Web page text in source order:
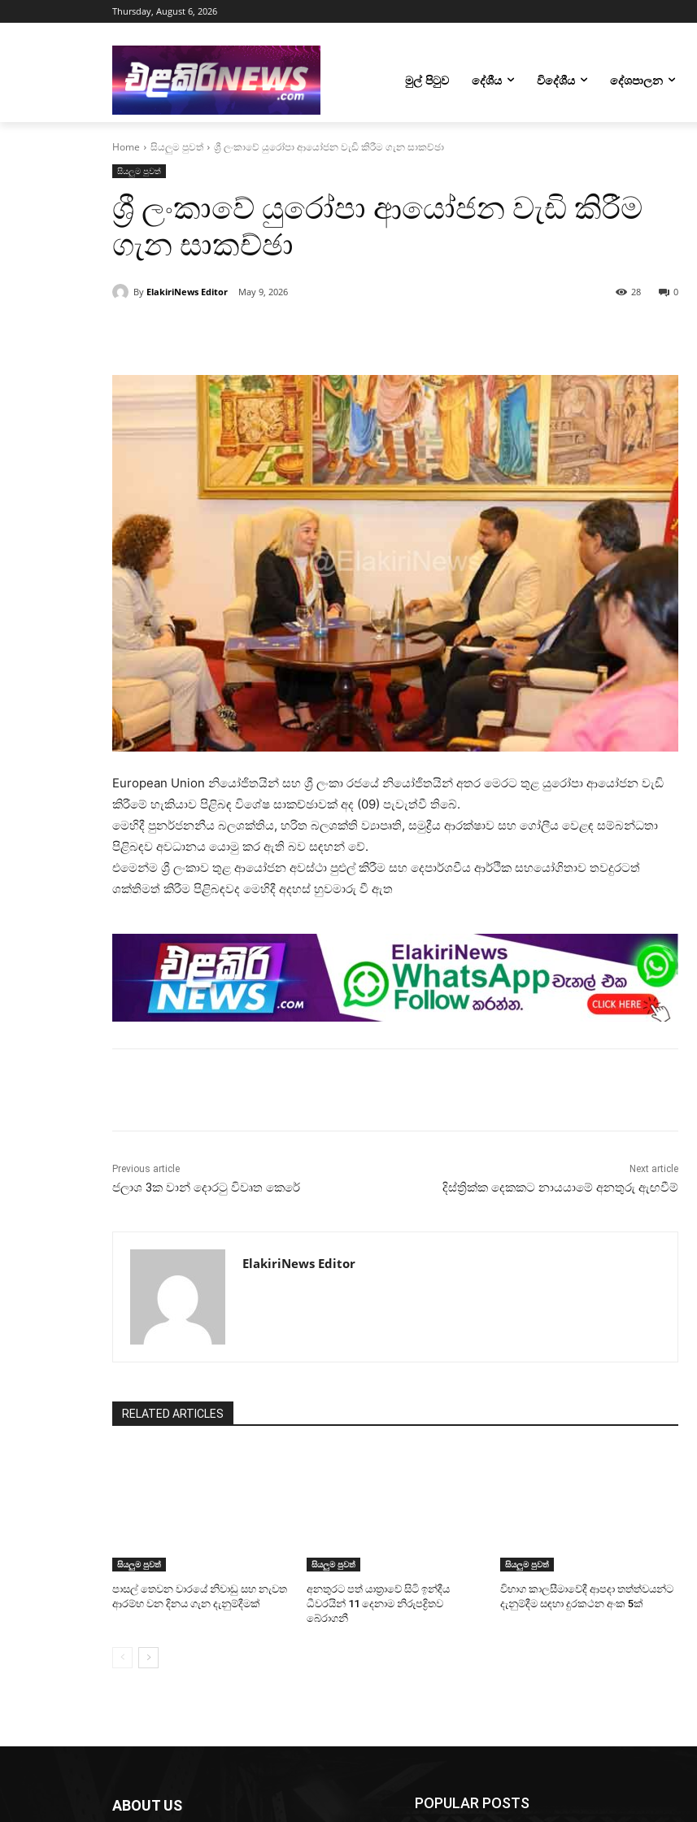
Thursday, August 6, 2026
මුල් පිටුව දේශීය විදේශීය දේශපාලන
Home සියලුම පුවත් ශ්‍රී ලංකාවේ යුරෝපා ආයෝජන වැඩි කිරීම ගැන සාකච්ඡා
සියලුම පුවත්
ශ්‍රී ලංකාවේ යුරෝපා ආයෝජන වැඩි කිරීම
ගැන සාකච්ඡා
By ElakiriNews Editor May 9, 2026 0
28
European Union නියෝජිතයින් සහ ශ්‍රී ලංකා රජයේ නියෝජිතයින් අතර මෙරට තුළ යුරෝපා ආයෝජන වැඩි
කිරීමේ හැකියාව පිළිබඳ විශේෂ සාකච්ඡාවක් අද (09) පැවැත්වී තිබේ.
මෙහිදී පුනර්ජනනීය බලශක්තිය, හරිත බලශක්ති ව්‍යාපෘති, සමුද්‍රීය ආරක්ෂාව සහ ගෝලීය වෙළඳ සම්බන්ධතා
පිළිබඳව අවධානය යොමු කර ඇති බව සඳහන් වේ.
එමෙන්ම ශ්‍රී ලංකාව තුළ ආයෝජන අවස්ථා පුළුල් කිරීම සහ දෙපාර්ශවීය ආර්ථික සහයෝගිතාව තවදුරටත්
ශක්තිමත් කිරීම පිළිබඳවද මෙහිදී අදහස් හුවමාරු වී ඇත
Previous article
ජලාශ 3ක වාන් දොරටු විවෘත කෙරේ
Next article
දිස්ත්‍රික්ක දෙකකට නායයාමේ අනතුරු ඇඟවීම්
ElakiriNews Editor
RELATED ARTICLES
සියලුම පුවත්
පාසල් තෙවන වාරයේ නිවාඩු සහ නැවත
ආරම්භ වන දිනය ගැන දැනුම්දීමක්
සියලුම පුවත්
අනතුරට පත් යාත්‍රාවේ සිටි ඉන්දීය
ධීවරයින් 11 දෙනාම නිරුපද්‍රිතව
බේරාගනී
සියලුම පුවත්
විභාග කාලසීමාවේදී ආපදා තත්ත්වයන්ට
දැනුම්දීම සඳහා දුරකථන අංක 5ක්
ABOUT US POPULAR POSTS